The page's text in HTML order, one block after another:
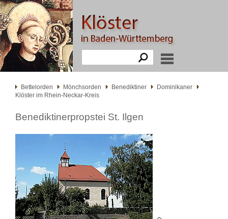
Bettelorden Mönchsorden Benediktiner
Dominikaner
Klöster im Rhein-Neckar-Kreis
Benediktinerpropstei St. Ilgen